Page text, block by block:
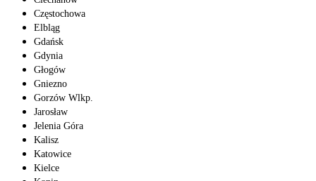
Częstochowa
Elbląg
Gdańsk
Gdynia
Głogów
Gniezno
Gorzów Wlkp.
Jarosław
Jelenia Góra
Kalisz
Katowice
Kielce